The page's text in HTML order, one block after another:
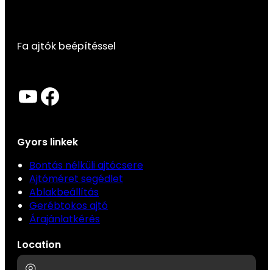
Fa ajtók beépítéssel
YouTube Facebook
Gyors linkek
Bontás nélküli ajtócsere
Ajtóméret segédlet
Ablakbeállítás
Gerébtokos ajtó
Árajánlatkérés
Location